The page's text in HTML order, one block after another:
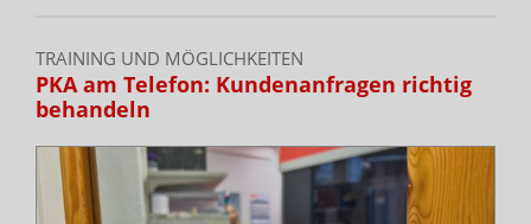
TRAINING UND MÖGLICHKEITEN
PKA am Telefon: Kundenanfragen richtig
behandeln